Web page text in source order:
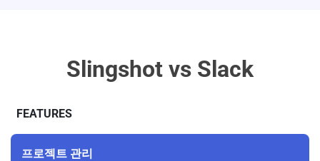
Slingshot vs Slack
FEATURES
프로젝트 관리